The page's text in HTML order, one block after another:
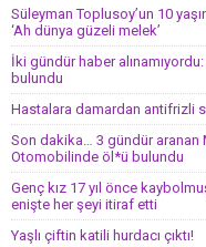
Süleyman Toplusoy’un 10
‘Ah dünya güzeli melek’
İki gündür haber
bulundu
Hastalara damardan antifrizli
Son dakika… 3 gündür aranan
Otomobilinde öl*ü bulundu
Genç kız 17 yıl önce
enişte her şeyi itiraf etti
Yaşlı çiftin katili hurdacı çıktı!